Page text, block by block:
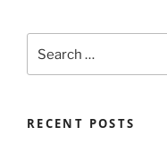
for:
RECENT POSTS